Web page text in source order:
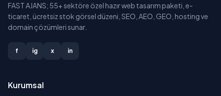
FAST AJANS; 55+ sektöre özel hazır web tasarım paketi, e-
ticaret, ücretsiz stok görsel düzeni, SEO, AEO, GEO, hosting ve
domain çözümleri sunar.
f ig x in
Kurumsal